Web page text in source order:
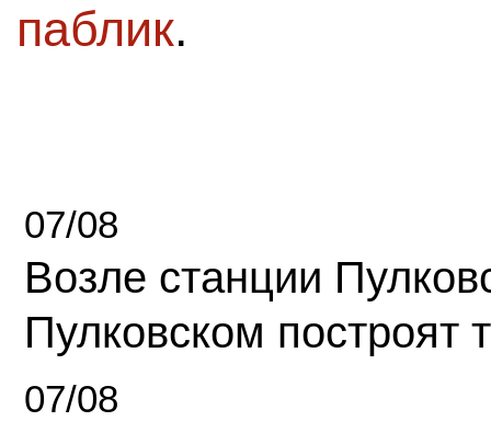
паблик.
07/08
Возле станции
Пулковском построят
07/08